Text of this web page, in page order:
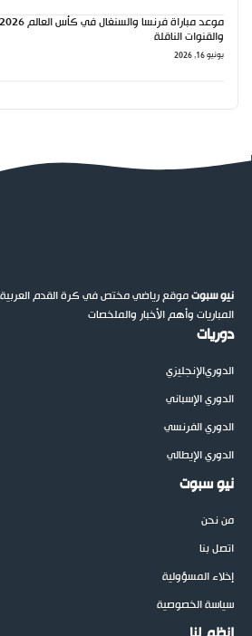
موعد مباراة فرنسا والسنغال في كأس العالم 2026
والقنوات الناقلة
يونيو 16, 2026
نيو سبوتموقع رياضي مختص في كرة القدم العربية
المباريات وأهم الأخبار والملخصات
دوريات
الدوريالإنجليزي
الدوري الإسباني
الدوري الفرنسي
الدوري الإيطالي
نيو سبوت
من نحن
اتصل بنا
إخلاء المسؤولية
سياسة الخصوصية